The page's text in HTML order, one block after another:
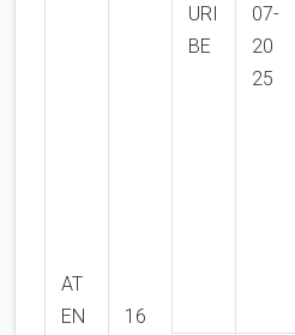
AT
EN
16
URI
BE
07-
20
25